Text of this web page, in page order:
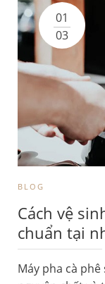
01
03
BLOG
Cách vệ
chuẩn tại
Máy pha cà